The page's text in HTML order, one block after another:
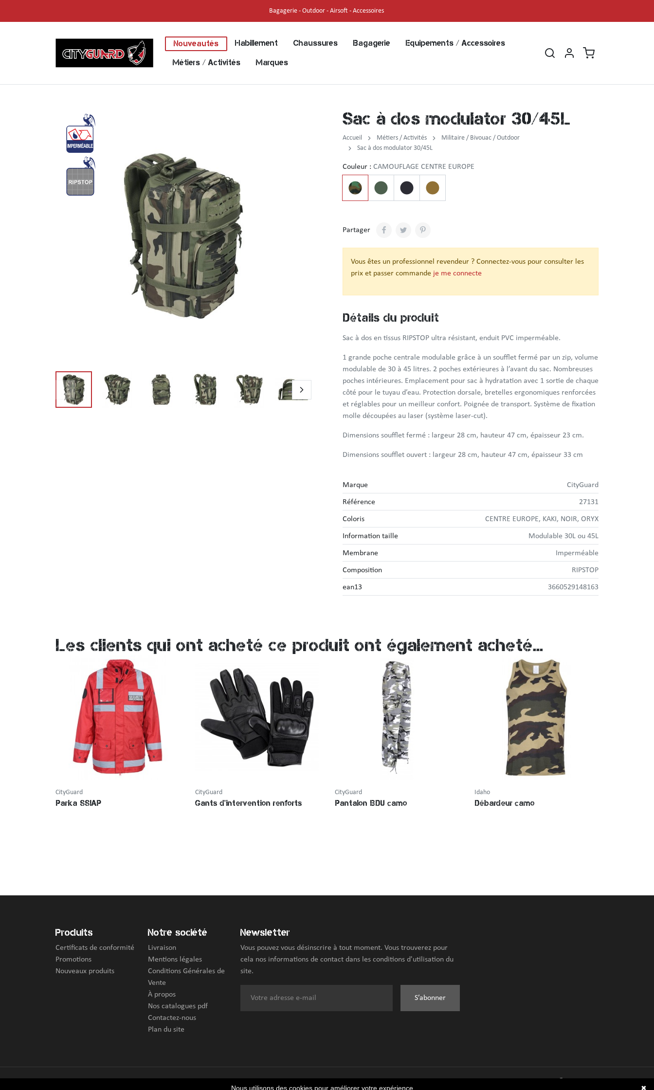
Bagagerie - Outdoor - Airsoft - Accessoires
Nouveautés Habillement Chaussures Bagagerie Equipements / Accessoires
Métiers / Activités Marques
Sac à dos modulator 30/45L
Accueil Métiers / Activités
Militaire / Bivouac / Outdoor
Sac à dos modulator 30/45L
Couleur : CAMOUFLAGE CENTRE EUROPE
Partager
Vous êtes un professionnel revendeur ? Connectez-vous pour consulter les
prix et passer commande je me connecte
Détails du produit
Sac à dos en tissus RIPSTOP ultra résistant, enduit PVC imperméable.
1 grande poche centrale modulable grâce à un soufflet fermé par un zip, volume
modulable de 30 à 45 litres. 2 poches extérieures à l’avant du sac. Nombreuses
poches intérieures. Emplacement pour sac à hydratation avec 1 sortie de chaque
côté pour le tuyau d’eau. Protection dorsale, bretelles ergonomiques renforcées
et réglables pour un meilleur confort. Poignée de transport. Système de fixation
molle découpées au laser (système laser-cut).
Dimensions soufflet fermé : largeur 28 cm, hauteur 47 cm, épaisseur 23 cm.
Dimensions soufflet ouvert : largeur 28 cm, hauteur 47 cm, épaisseur 33 cm
Marque CityGuard
Référence 27131
Coloris CENTRE EUROPE, KAKI, NOIR, ORYX
Information taille Modulable 30L ou 45L
Membrane Imperméable
Composition RIPSTOP
ean13 3660529148163
Les clients qui ont acheté ce produit ont également acheté...
CityGuard
Parka SSIAP
CityGuard
Gants d'intervention renforts
CityGuard
Pantalon BDU camo
Idaho
Débardeur camo
Produits
Certificats de conformité
Promotions
Nouveaux produits
Notre société
Livraison
Mentions légales
Conditions Générales de
Vente
À propos
Nos catalogues pdf
Contactez-nous
Plan du site
Newsletter
Vous pouvez vous désinscrire à tout moment. Vous trouverez pour
cela nos informations de contact dans les conditions d'utilisation du
site.
S’abonner
✖
Nous utilisons des cookies pour améliorer votre expérience.